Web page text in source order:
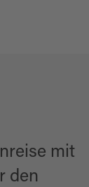
mit
den